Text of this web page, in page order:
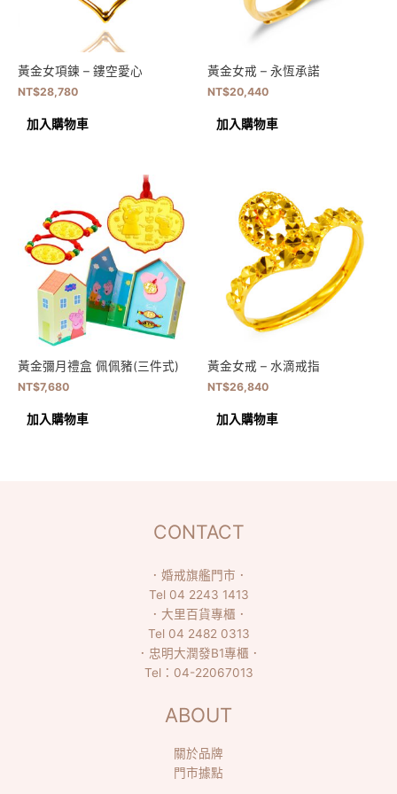
黃金女項鍊 – 鏤空愛心
NT$28,780
加入購物車
黃金女戒 – 永恆承諾
NT$20,440
加入購物車
黃金彌月禮盒 佩佩豬(三件式)
NT$7,680
加入購物車
黃金女戒 – 水滴戒指
NT$26,840
加入購物車
CONTACT
． 婚戒旗艦門市 ．
Tel 04 2243 1413
． 大里百貨專櫃 ．
Tel 04 2482 0313
． 忠明大潤發B1專櫃 ．
Tel： 04-22067013
ABOUT
關於品牌
門市據點